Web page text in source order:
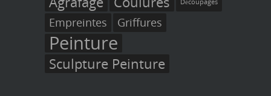
Empreintes Griffures
Peinture
Sculpture Peinture